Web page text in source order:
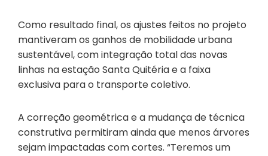
Como resultado final, os ajustes feitos no projeto
mantiveram os ganhos de mobilidade urbana
sustentável, com integração total das novas
linhas na estação Santa Quitéria e a faixa
exclusiva para o transporte coletivo.
A correção geométrica e a mudança de técnica
construtiva permitiram ainda que menos árvores
sejam impactadas com cortes. “Teremos um